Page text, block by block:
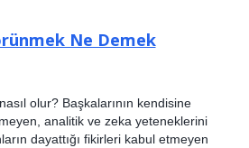
Ne Demek
olur? Başkalarının kendisine
analitik ve zeka yeteneklerini
dayattığı fikirleri kabul etmeyen